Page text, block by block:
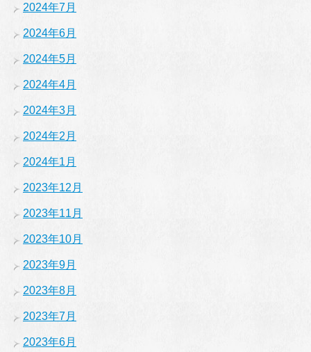
2024年7月
2024年6月
2024年5月
2024年4月
2024年3月
2024年2月
2024年1月
2023年12月
2023年11月
2023年10月
2023年9月
2023年8月
2023年7月
2023年6月